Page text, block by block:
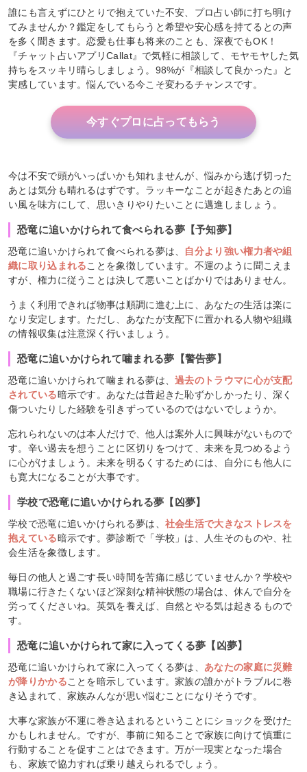
誰にも言えずにひとりで抱えていた不安、プロ占い師に打ち明け
てみませんか？鑑定をしてもらうと希望や安心感を持てるとの声
を多く聞きます。恋愛も仕事も将来のことも、深夜でもOK！
『チャット占いアプリCallat』で気軽に相談して、モヤモヤした気
持ちをスッキリ晴らしましょう。98%が『相談して良かった』と
実感しています。悩んでいる今こそ変わるチャンスです。
今すぐプロに占ってもらう
今は不安で頭がいっぱいかも知れませんが、悩みから逃げ切った
あとは気分も晴れるはずです。ラッキーなことが起きたあとの追
い風を味方にして、思いきりやりたいことに邁進しましょう。
恐竜に追いかけられて食べられる夢【予知夢】
恐竜に追いかけられて食べられる夢は、 自分より強い権力者や組
織に取り込まれることを象徴しています。不運のように聞こえま
すが、権力に従うことは決して悪いことばかりではありません。
うまく利用できれば物事は順調に進む上に、あなたの生活は楽に
なり安定します。ただし、あなたが支配下に置かれる人物や組織
の情報収集は注意深く行いましょう。
恐竜に追いかけられて噛まれる夢【警告夢】
恐竜に追いかけられて噛まれる夢は、過去のトラウマに心が支配
されている暗示です。あなたは昔起きた恥ずかしかったり、深く
傷ついたりした経験を引きずっているのではないでしょうか。
忘れられないのは本人だけで、他人は案外人に興味がないもので
す。辛い過去を想うことに区切りをつけて、未来を見つめるよう
に心がけましょう。未来を明るくするためには、自分にも他人に
も寛大になることが大事です。
学校で恐竜に追いかけられる夢【凶夢】
学校で恐竜に追いかけられる夢は、 社会生活で大きなストレスを
抱えている暗示です。夢診断で「学校」は、人生そのものや、社
会生活を象徴します。
毎日の他人と過ごす長い時間を苦痛に感じていませんか？学校や
職場に行きたくないほど深刻な精神状態の場合は、休んで自分を
労ってくださいね。英気を養えば、自然とやる気は起きるもので
す。
恐竜に追いかけられて家に入ってくる夢【凶夢】
恐竜に追いかけられて家に入ってくる夢は、 あなたの家庭に災難
が降りかかることを暗示しています。家族の誰かがトラブルに巻
き込まれて、家族みんなが思い悩むことになりそうです。
大事な家族が不運に巻き込まれるということにショックを受けた
かもしれません。ですが、事前に知ることで家族に向けて慎重に
行動することを促すことはできます。万が一現実となった場合
も、家族で協力すれば乗り越えられるでしょう。